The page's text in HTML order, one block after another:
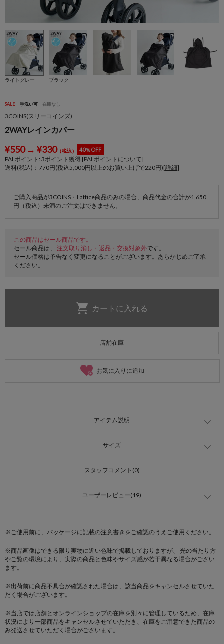
ライトグレー ブラック
SALE 手洗い可 在庫なし
3COINS(スリーコインズ)
2WAYレインカバー
¥550→ ¥330（税込） 40％OFF
PALポイント: 3ポイント獲得 [PALポイントについて]
送料(税込)：770円(税込5,000円以上のお買い上げで220円)[詳細]
ご購入商品が3COINS・Lattice商品のみの場合、商品代金の合計が1,650
円（税込）未満のご注文はできません。
この商品はセール商品です。
セール商品は、 注文取り消し・返品・交換対象外です。
セール価格は予告なく変更になることがございます。あらかじめご了承
ください。
店舗在庫
お気に入りに追加
アイテム説明
サイズ
スタッフコメント(0)
ユーザーレビュー(19)
※ご使用前に、パッケージに記載の注意書きをご確認のうえご使用ください。
※商品画像はできる限り実物に近い色味で掲載しておりますが、 光の当たり方
やご覧の環境により、実際の商品と色味やサイズ感が若干異なる場合がござい
ます。
※出荷前に商品不具合が確認された場合は、該当商品をキャンセルさせていた
だく場合がございます。
※当店では店舗とオンラインショップの在庫を別々に管理しているため、在庫
状況により一部商品をキャンセルさせていただき、在庫をご用意できた商品の
み発送させていただく場合がございます。